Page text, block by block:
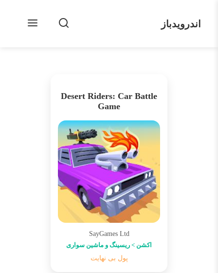
اندرویدباز
Desert Riders: Car Battle
Game
SayGames Ltd
اکشن > ریسینگ و ماشین سواری
پول بی نهایت